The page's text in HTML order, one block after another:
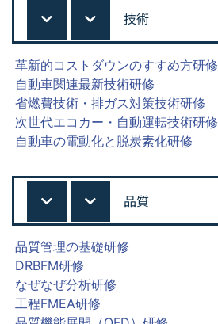
技術
革新的コストダウンのすすめ方研修
自動車関連最新技術研修
省燃費技術・排ガス対策技術研修
次世代エコカー・自動運転技術研修
自動車の電動化と脱炭素化研修
品質
品質管理の基礎研修
DRBFM研修
なぜなぜ分析研修
工程FMEA研修